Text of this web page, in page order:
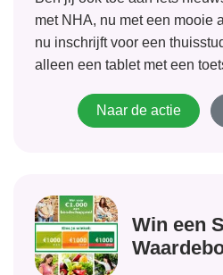
met NHA, nu met een mooie
nu inschrijft voor een
alleen een tablet met een
Naar de actie
Win een